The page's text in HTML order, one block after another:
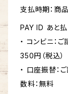
支払時期：商
PAY ID あと払
・ コンビニ：
350円（税込）
・ 口座振替：
数料：無料